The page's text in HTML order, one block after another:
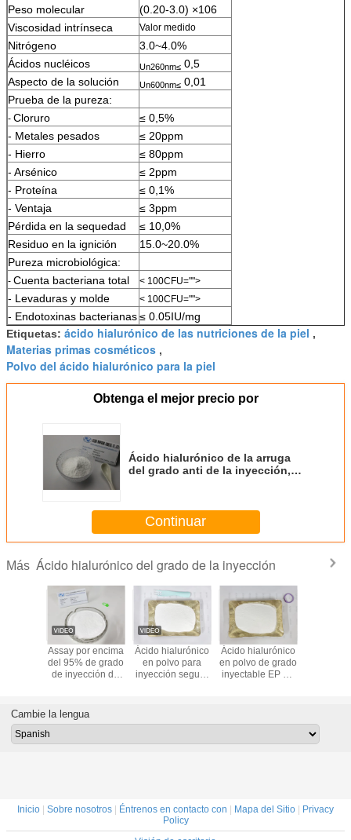
Peso molecular
(0.20-3.0) ×106
Viscosidad intrínseca
Valor medido
Nitrógeno
3.0~4.0%
Ácidos nucléicos
Un260nm≤ 0,5
Aspecto de la solución
Un600nm≤ 0,01
Prueba de la pureza:
- Cloruro
≤ 0,5%
- Metales pesados
≤ 20ppm
- Hierro
≤ 80ppm
- Arsénico
≤ 2ppm
- Proteína
≤ 0,1%
- Ventaja
≤ 3ppm
Pérdida en la sequedad
≤ 10,0%
Residuo en la ignición
15.0~20.0%
Pureza microbiológica:
- Cuenta bacteriana total < 100CFU="">
- Levaduras y molde < 100CFU="">
- Endotoxinas bacterianas≤ 0.05IU/mg
Etiquetas: ácido hialurónico de las nutriciones de la piel ,
Materias primas cosméticos ,
Polvo del ácido hialurónico para la piel
Obtenga el mejor precio por
Ácido hialurónico de la arruga
del grado anti de la inyección,
Continuar
Más Ácido hialurónico del grado de la inyección
Assay por encima
del 95% de grado
de inyección de
campo de la
belleza
Ácido hialurónico
en polvo para
inyección seguro
Ácido hialurónico
en polvo de grado
inyectable EP N°
Cambie la lengua
Inicio | Sobre nosotros | Éntrenos en contacto con | Mapa del Sitio | Privacy
Policy